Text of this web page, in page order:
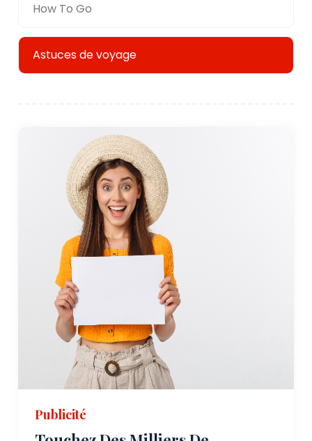
How To Go
Astuces de voyage
Publicité